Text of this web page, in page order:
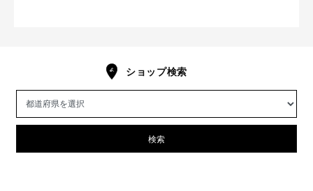
ショップ検索
検索